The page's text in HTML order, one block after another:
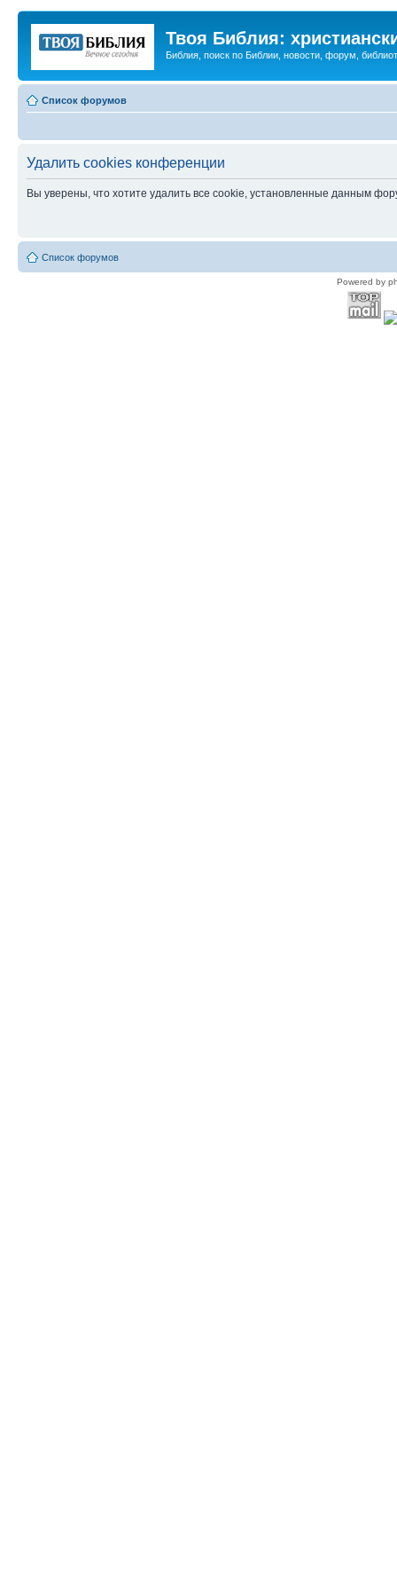
Твоя Библия:
Библия, поиск по Библии, новости, форум,
Список форумов
Удалить cookies конференции
Вы уверены, что хотите удалить все cookie, установленные данным
Список форумов
Powered by